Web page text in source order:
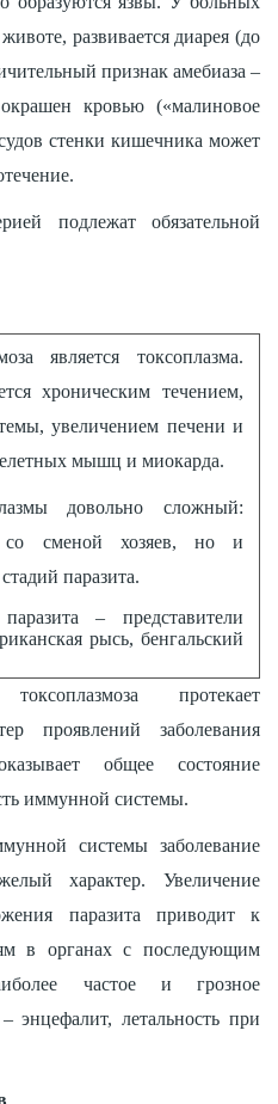
развивается диарея (до
признак амебиаза –
кровью («малиновое
стенки кишечника может
подлежат обязательной
является токсоплазма.
хроническим течением,
увеличением печени и
мышц и миокарда.
довольно сложный:
со сменой хозяев, но и
паразита.
– представители
рысь, бенгальский
протекает
проявлений заболевания
общее состояние
иммунной системы.
системы заболевание
характер. Увеличение
паразита приводит к
в органах с последующим
частое и грозное
энцефалит, летальность при